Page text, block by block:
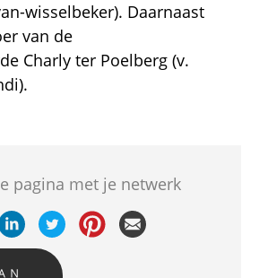
wisselbeker). Daarnaast
van de
Charly ter Poelberg (v.
pagina met je netwerk